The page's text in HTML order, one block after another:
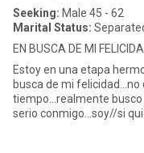
Seeking: Male 45 - 62
Marital Status:
EN BUSCA DE MI
Estoy en una etapa
busca de mi
tiempo...realmente
serio conmigo...soy//si